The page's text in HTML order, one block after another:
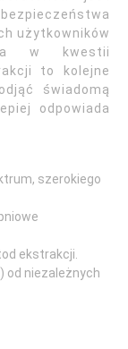
użytkowników
w kwestii
to kolejne
świadomą
odpowiada
szerokiego
ekstrakcji.
od niezależnych